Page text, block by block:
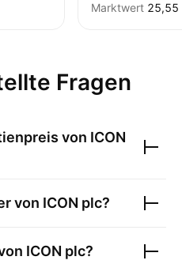
Marktwert ‪25,55
Fragen
von ICON
von ICON plc?
ICON plc?